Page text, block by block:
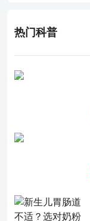
热门科普